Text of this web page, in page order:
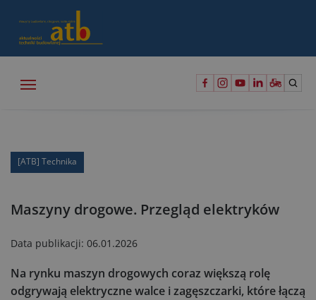
[ATB] Technika
Maszyny drogowe. Przegląd elektryków
Data publikacji: 06.01.2026
Na rynku maszyn drogowych coraz większą rolę
odgrywają elektryczne walce i zagęszczarki, które łączą